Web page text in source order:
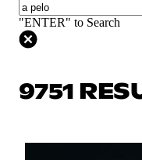
"ENTER" to Search
9751